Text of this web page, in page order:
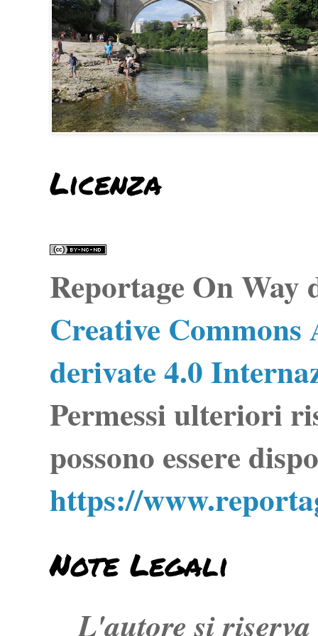
Licenza
Reportage On Way
Creative
derivate 4.0
Permessi ulteriori
possono essere
https://
Note Legali
L'autore si